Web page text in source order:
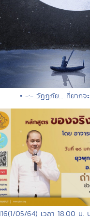
• -:- วัฏฏภัย... ที่ยาก
05/64) เวลา 18.00 น.